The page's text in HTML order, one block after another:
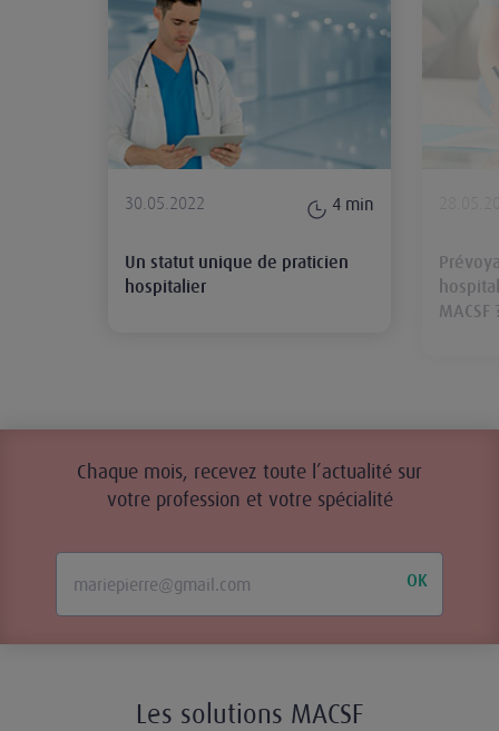
30.05.2022 4 min
Un statut unique de praticien
hospitalier
MACSF
Chaque mois, recevez toute l’actualité sur
votre profession et votre spécialité
OK
Les solutions MACSF